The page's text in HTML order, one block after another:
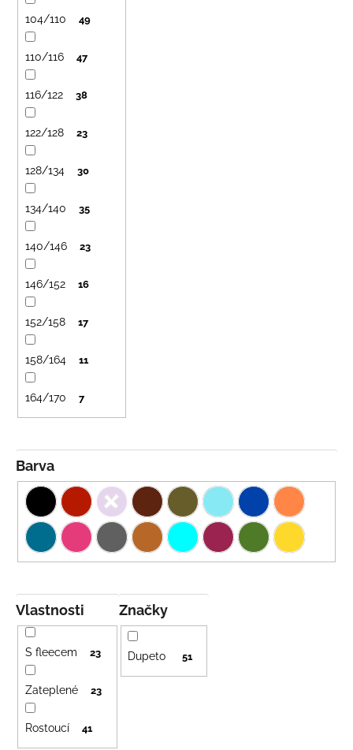
Značky
Dupeto 51
Barva
104/110 49
110/116 47
116/122 38
122/128 23
128/134 30
134/140 35
140/146 23
146/152 16
152/158 17
158/164 11
164/170 7
Vlastnosti
S fleecem 23
Zateplené 23
Rostoucí 41